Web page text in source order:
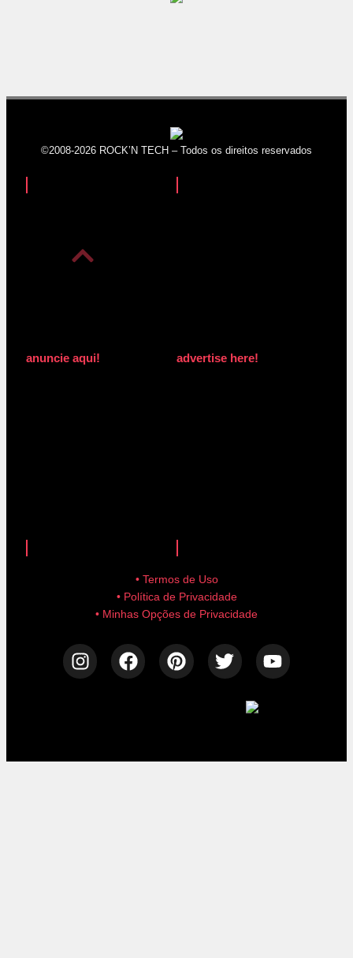
©2008-2026 ROCK’N TECH – Todos os direitos reservados
anuncie aqui! advertise here!
• Termos de Uso
• Política de Privacidade
• Minhas Opções de Privacidade